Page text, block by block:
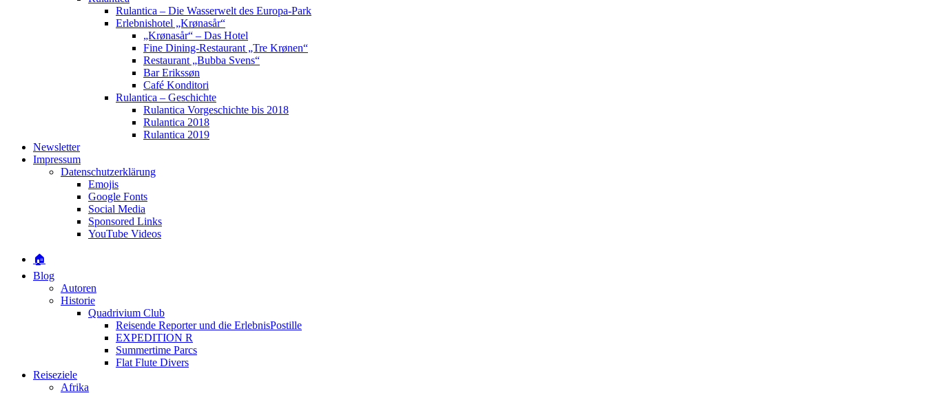
Rulantica – Die Wasserwelt des Europa-Park
Erlebnishotel „Krønasår“
„Krønasår“ – Das Hotel
Fine Dining-Restaurant „Tre Krønen“
Restaurant „Bubba Svens“
Bar Erikssøn
Café Konditori
Rulantica – Geschichte
Rulantica Vorgeschichte bis 2018
Rulantica 2018
Rulantica 2019
Newsletter
Impressum
Datenschutzerklärung
Emojis
Google Fonts
Social Media
Sponsored Links
YouTube Videos
🏠
Blog
Autoren
Historie
Quadrivium Club
Reisende Reporter und die ErlebnisPostille
EXPEDITION R
Summertime Parcs
Flat Flute Divers
Reiseziele
Afrika